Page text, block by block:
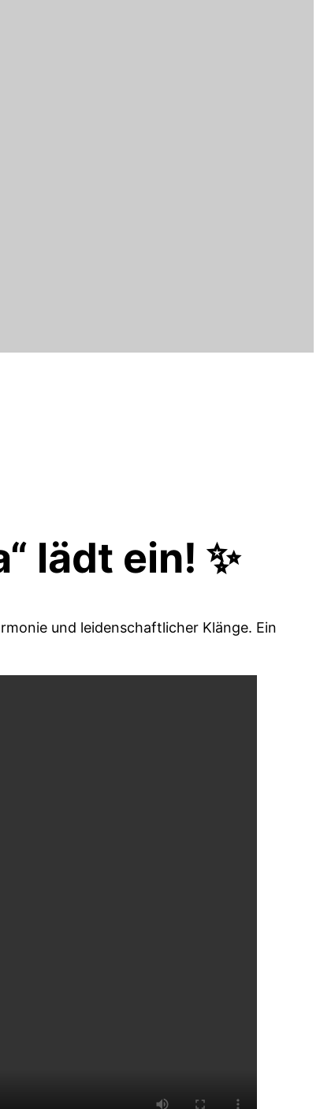
lädt ein! ✨
und leidenschaftlicher Klänge. Ein